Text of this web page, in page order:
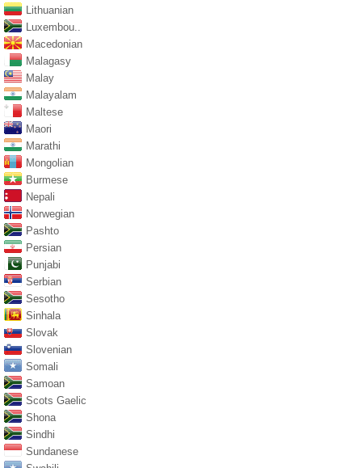
Lithuanian
Luxembou..
Macedonian
Malagasy
Malay
Malayalam
Maltese
Maori
Marathi
Mongolian
Burmese
Nepali
Norwegian
Pashto
Persian
Punjabi
Serbian
Sesotho
Sinhala
Slovak
Slovenian
Somali
Samoan
Scots Gaelic
Shona
Sindhi
Sundanese